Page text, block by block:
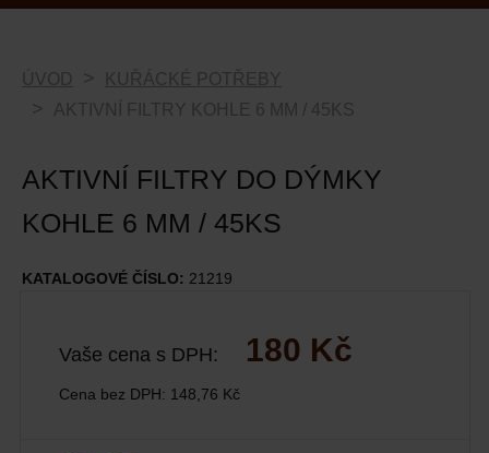
ÚVOD
KUŘÁCKÉ POTŘEBY
AKTIVNÍ FILTRY KOHLE 6 MM / 45KS
AKTIVNÍ FILTRY DO DÝMKY
KOHLE 6 MM / 45KS
KATALOGOVÉ ČÍSLO: 21219
Vaše cena s DPH: 180 Kč
Cena bez DPH: 148,76 Kč